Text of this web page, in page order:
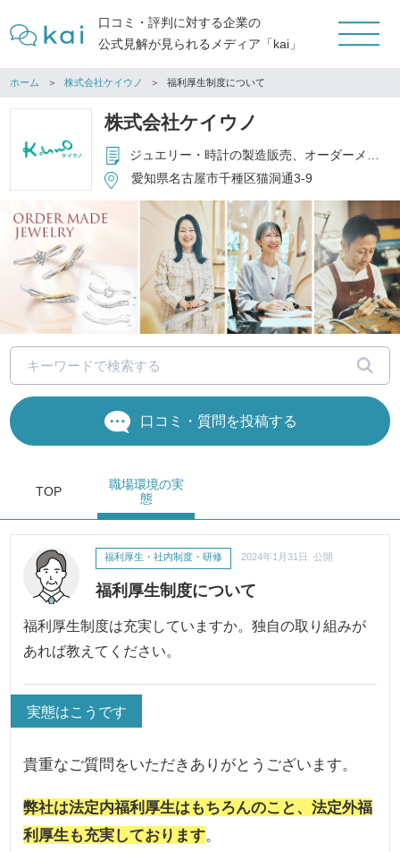
口コミ・評判に対する企業の
公式見解が見られるメディア「kai」
ホーム 株式会社ケイウノ 福利厚生制度について
株式会社ケイウノ
ジュエリー・時計の製造販売、オーダーメイド、リフォーム、修理
愛知県名古屋市千種区猫洞通3-9
口コミ・質問を投稿する
TOP
職場環境の実
態
福利厚生制度について
福利厚生・社内制度・研修 2024年1月31日 公開
福利厚生制度は充実していますか。独自の取り組みが
あれば教えてください。
実態はこうです
貴重なご質問をいただきありがとうございます。
弊社は法定内福利厚生はもちろんのこと、法定外福
利厚生も充実しております。